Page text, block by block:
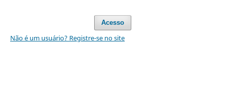
Acesso
Não é um usuário? Registre-se no site